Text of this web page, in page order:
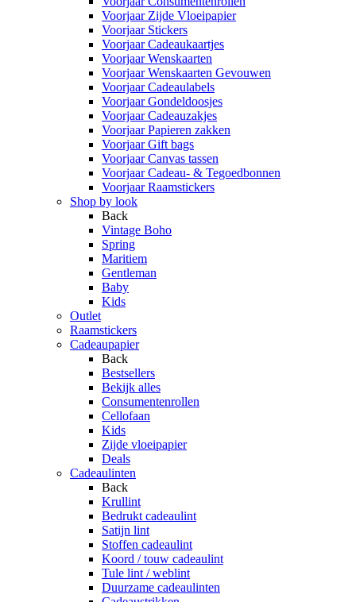
Voorjaar Zijde Vloeipapier
Voorjaar Stickers
Voorjaar Cadeaukaartjes
Voorjaar Wenskaarten
Voorjaar Wenskaarten Gevouwen
Voorjaar Cadeaulabels
Voorjaar Gondeldoosjes
Voorjaar Cadeauzakjes
Voorjaar Papieren zakken
Voorjaar Gift bags
Voorjaar Canvas tassen
Voorjaar Cadeau- & Tegoedbonnen
Voorjaar Raamstickers
Shop by look
Back
Vintage Boho
Spring
Maritiem
Gentleman
Baby
Kids
Outlet
Raamstickers
Cadeaupapier
Back
Bestsellers
Bekijk alles
Consumentenrollen
Cellofaan
Kids
Zijde vloeipapier
Deals
Cadeaulinten
Back
Krullint
Bedrukt cadeaulint
Satijn lint
Stoffen cadeaulint
Koord / touw cadeaulint
Tule lint / weblint
Duurzame cadeaulinten